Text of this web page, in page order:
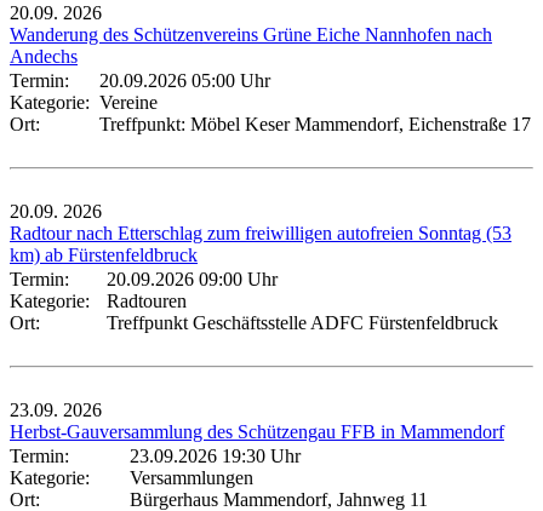
20.09. 2026
Wanderung des Schützenvereins Grüne Eiche Nannhofen nach
Andechs
Termin:
20.09.2026 05:00 Uhr
Kategorie: Vereine
Ort:
Treffpunkt: Möbel Keser Mammendorf, Eichenstraße 17
20.09. 2026
Radtour nach Etterschlag zum freiwilligen autofreien Sonntag (53
km) ab Fürstenfeldbruck
Termin:
20.09.2026 09:00 Uhr
Kategorie:
Radtouren
Ort:
Treffpunkt Geschäftsstelle ADFC Fürstenfeldbruck
23.09. 2026
Herbst-Gauversammlung des Schützengau FFB in Mammendorf
Termin:
23.09.2026 19:30 Uhr
Kategorie:
Versammlungen
Ort:
Bürgerhaus Mammendorf, Jahnweg 11